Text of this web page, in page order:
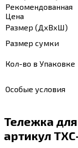
Рекомендованная
Цена
Размер (ДхВхШ)
Размер сумки
Кол-во в Упаковке
Особые условия
Тележка
артикул